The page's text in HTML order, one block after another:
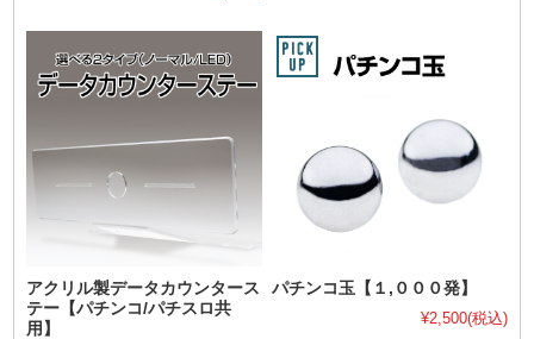
アクリル製データカウンタース
テー【パチンコ/パチスロ共
用】
パチンコ玉【１,０００発】
¥2,500(税込)